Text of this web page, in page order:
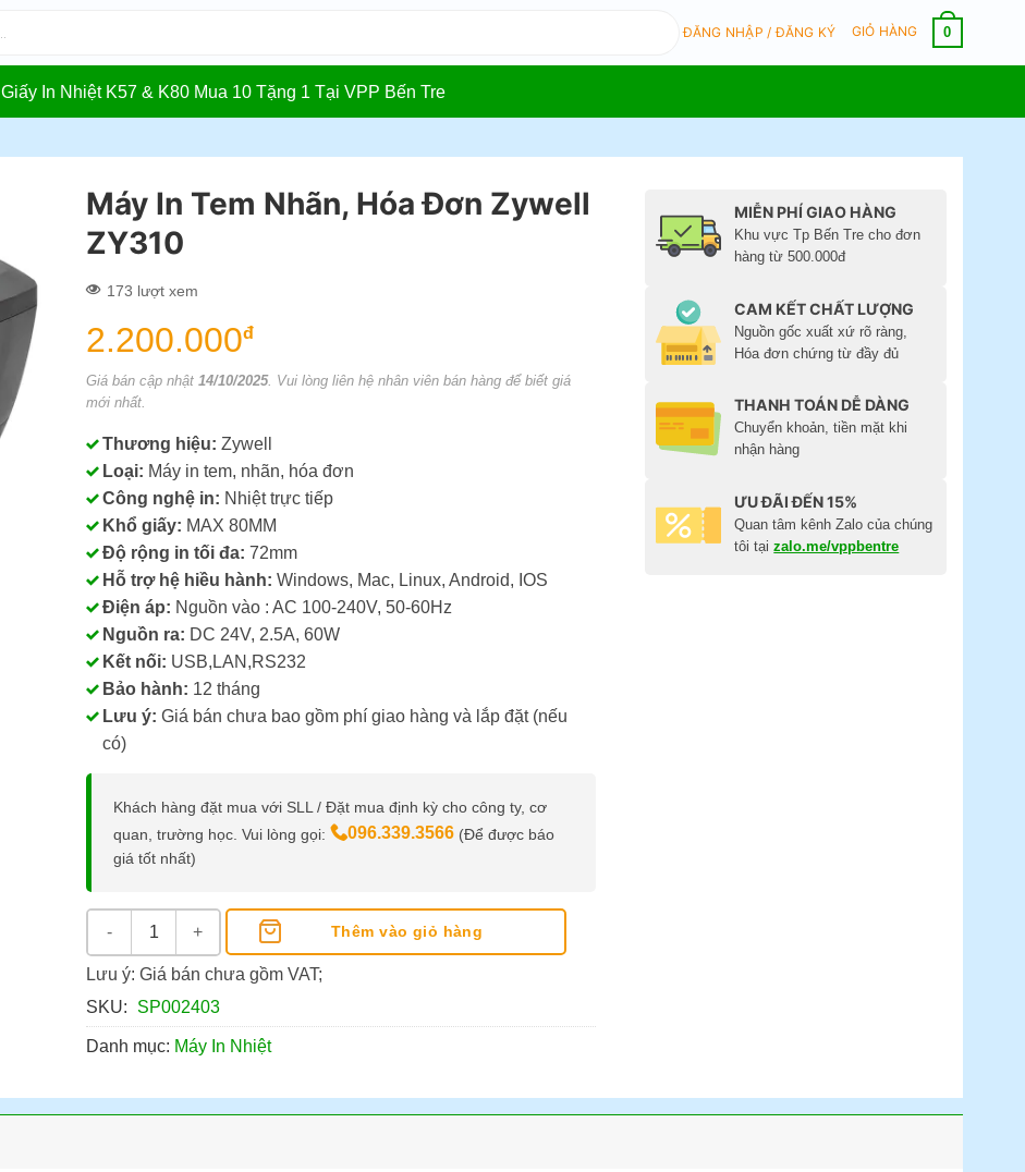
ĐĂNG NHẬP / ĐĂNG KÝ GIỎ HÀNG 0
Giấy In Nhiệt K57 & K80 Mua 10 Tặng 1 Tại VPP Bến Tre
Máy In Tem Nhãn, Hóa Đơn Zywell
ZY310
173 lượt xem
2.200.000đ
Giá bán cập nhật 14/10/2025. Vui lòng liên hệ nhân viên bán hàng để biết giá
mới nhất.
Thương hiệu: Zywell
Loại: Máy in tem, nhãn, hóa đơn
Công nghệ in: Nhiệt trực tiếp
Khổ giấy: MAX 80MM
Độ rộng in tối đa: 72mm
Hỗ trợ hệ hiều hành: Windows, Mac, Linux, Android, IOS
Điện áp: Nguồn vào : AC 100-240V, 50-60Hz
Nguồn ra: DC 24V, 2.5A, 60W
Kết nối: USB,LAN,RS232
Bảo hành: 12 tháng
Lưu ý: Giá bán chưa bao gồm phí giao hàng và lắp đặt (nếu
có)
Khách hàng đặt mua với SLL / Đặt mua định kỳ cho công ty, cơ
quan, trường học. Vui lòng gọi:
096.339.3566 (Để được báo
giá tốt nhất)
Máy In Tem Nhãn, Hóa Đơn Zywell ZY310 số lượng
Thêm vào giỏ hàng
Lưu ý: Giá bán chưa gồm VAT;
SKU:
SP002403
Danh mục: Máy In Nhiệt
MIỄN PHÍ GIAO HÀNG
Khu vực Tp Bến Tre cho đơn
hàng từ 500.000đ
CAM KẾT CHẤT LƯỢNG
Nguồn gốc xuất xứ rõ ràng,
Hóa đơn chứng từ đầy đủ
THANH TOÁN DỄ DÀNG
Chuyển khoản, tiền mặt khi
nhận hàng
ƯU ĐÃI ĐẾN 15%
Quan tâm kênh Zalo của chúng
tôi tạizalo.me/vppbentre